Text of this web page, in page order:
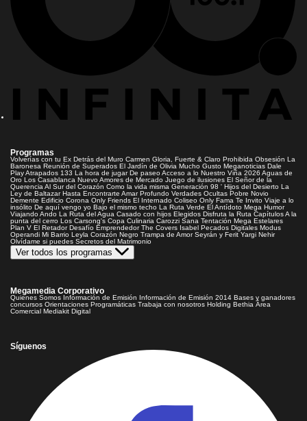
Programas
Volverías con tu Ex Detrás del Muro Carmen Gloria, Fuerte & Claro Prohibida Obsesión La
Baronesa Reunión de Superados El Jardín de Olivia Mucho Gusto Meganoticias Dale
PlayAtrapados 133 La hora de jugar De paseoAcceso a lo Nuestro Viña 2026 Aguas de
Oro Los Casablanca Nuevo Amores de Mercado Juego de ilusiones El Señor de la
Querencia Al Sur del Corazón Como la vida misma Generación 98 ' Hijos del Desierto La
Ley de Baltazar Hasta Encontrarte Amar Profundo Verdades Ocultas Pobre Novio
Demente Edificio Corona Only Friends El Internado Coliseo Only Fama Te Invito Viaje a lo
insólito De aquí vengo yo Bajo el mismo techo La Ruta Verde El Antídoto Mega Humor
Viajando Ando La Ruta del Agua Casado con hijos Elegidos Disfruta la Ruta CapítulosA la
punta del cerro Los Carsong's Copa Culinaria Carozzi Sana Tentación Mega Estelares
Plan V El Retador Desafío Emprendedor The Covers Isabel Pecados Digitales Modus
Operandi Mi Barrio Leyla Corazón Negro Trampa de Amor Seyrán y Ferit Yargi Nehir
Olvídame si puedes Secretos del Matrimonio
Ver todos los programas
Megamedia Corporativo
Quienes Somos Información de Emisión Información de Emisión 2014 Bases y ganadores
concursos Orientaciones Programáticas Trabaja con nosotros Holding Bethia Área
Comercial Mediakit Digital
Síguenos